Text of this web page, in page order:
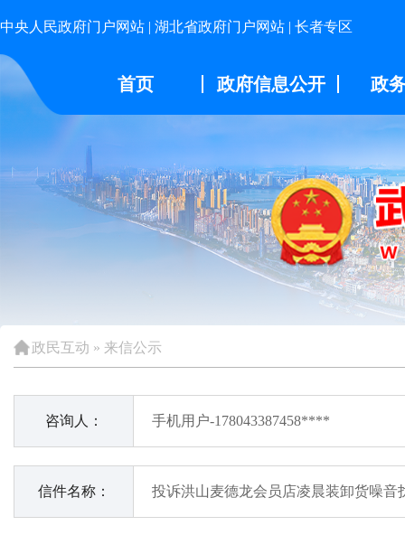
中央人民政府门户网站 | 湖北省政府门户网站 | 长者专区
首页 政府信息公开 政
政民互动 » 来信公示
咨询人： 手机用户-178043387458****
信件名称： 投诉洪山麦德龙会员店凌晨装卸货噪音